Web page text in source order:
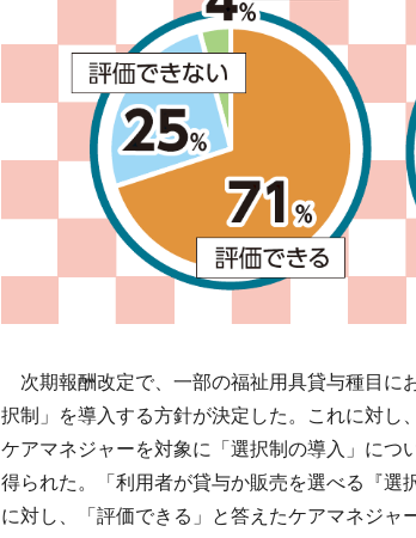
次期報酬改定で、一部の福祉用具貸与種目に
択制」を導入する方針が決定した。これに対し
ケアマネジャーを対象に「選択制の導入」につ
得られた。「利用者が貸与か販売を選べる『選
に対し、「評価できる」と答えたケアマネジャ